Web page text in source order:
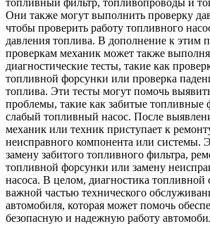
топливный фильтр, топливопроводы и
Они также могут выполнить проверку
чтобы проверить работу топливного
давления топлива. В дополнение к этим
проверкам механик может также
диагностические тесты, такие как
топливной форсунки или проверка
топлива. Эти тесты могут помочь
проблемы, такие как забитые топливные
слабый топливный насос. После
механик или техник приступает к
неисправного компонента или системы.
замену забитого топливного фильтра,
топливной форсунки или замену
насоса. В целом, диагностика топливной
важной частью технического
автомобиля, которая может помочь
безопасную и надежную работу